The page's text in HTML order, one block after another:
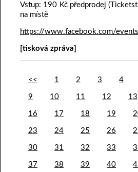
Vstup: 190 Kč předprodej
na místě
https://www.facebook.com/
[tisková zpráva]
<< 1 2 3 4
9 10 11 12 13
16 17 18 19
23 24 25 26
30 31 32 33
37 38 39 40